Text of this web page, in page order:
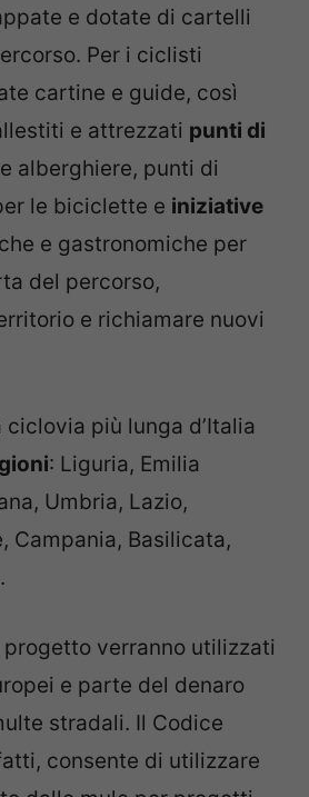
e dotate di cartelli
Per i ciclisti
cartine e guide, così
e attrezzati punti di
alberghiere, punti di
le biciclette e iniziative
e gastronomiche per
del percorso,
e richiamare nuovi
più lunga d’Italia
: Liguria, Emilia
Umbria, Lazio,
Campania, Basilicata,
verranno utilizzati
e parte del denaro
stradali. Il Codice
consente di utilizzare